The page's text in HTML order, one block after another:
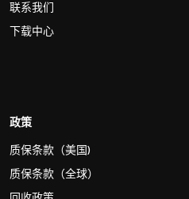
联系我们
下载中心
政策
质保条款（美国)
质保条款（全球）